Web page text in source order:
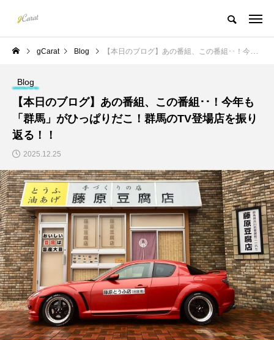
gCarat Blog 【本日のブログ】あの番組、この番組･･！今年も「群馬」がひっぱりだこ！群馬のTV登場店を振り返る！！
Blog
【本日のブログ】あの番組、この番組･･！今年も
「群馬」がひっぱりだこ！群馬のTV登場店を振り
返る！！
2025.12.25